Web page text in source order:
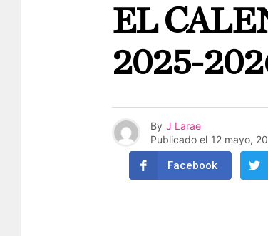
EL
2025-
By J Larae
Publicado el 12 mayo,
Facebook